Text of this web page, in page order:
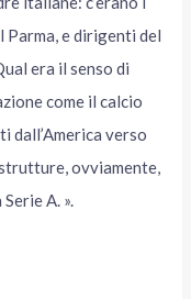
Parma, e dirigenti del
era il senso di
come il calcio
dall’America verso
ovviamente,
A. ».